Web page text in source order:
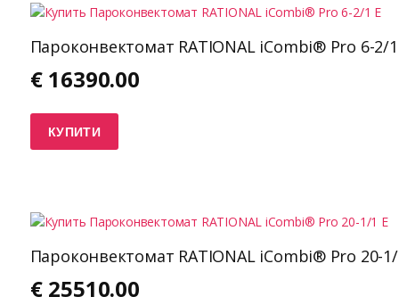
Пароконвектомат RATIONAL iCombi® Pro 6-2/
€ 16390.00
КУПИТИ
Пароконвектомат RATIONAL iCombi® Pro 20-1/
€ 25510.00